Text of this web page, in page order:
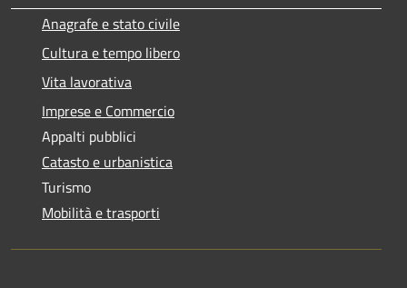
Anagrafe e stato civile
Cultura e tempo libero
Vita lavorativa
Imprese e Commercio
Appalti pubblici
Catasto e urbanistica
Turismo
Mobilità e trasporti